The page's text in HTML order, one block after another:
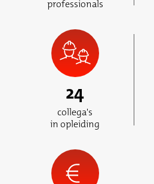
professionals
24
collega's
in opleiding